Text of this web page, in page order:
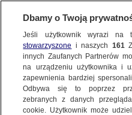
NAJNOWSZE
ZOBACZ FAKTY
Jedno konto do
Dbamy o Twoją
Jeśli użytkownik wyrazi na
stowarzyszone i naszych 161
innych Zaufanych Partnerów
na urządzeniu użytkownika i
zapewnienia bardziej
Odbywa się to poprzez
zebranych z danych
cookie. Użytkownik może